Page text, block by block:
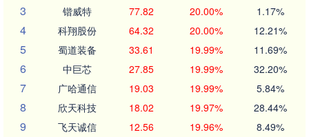
3 锴威特 77.82 20.00% 1.17%
4 科翔股份 64.32 20.00% 12.21%
5 蜀道装备 33.61 19.99% 11.69%
6 中巨芯 27.85 19.99% 32.20%
7 广哈通信 19.03 19.99% 5.84%
8 欣天科技 18.02 19.97% 28.44%
9 飞天诚信 12.56 19.96% 8.49%